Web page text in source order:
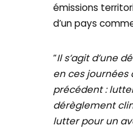
émissions
d’un pays
“Il s’agit d’une
en ces journées
précédent :
dérèglement
lutter pour un